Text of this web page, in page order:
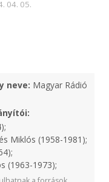
04. 05.
neve: Magyar Rádió
Miklós (1958-1981);
(1963-1973);